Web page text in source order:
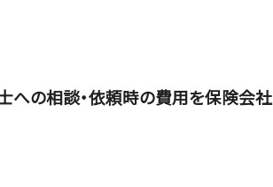
への相談・依頼時の費用を保険会社